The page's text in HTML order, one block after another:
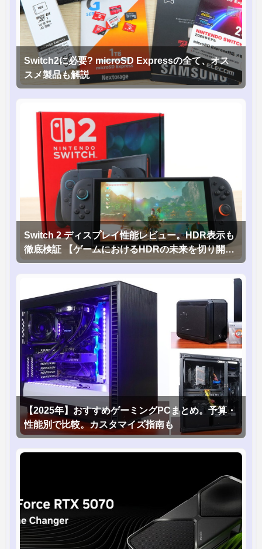
Switch2に必要? microSD Expressの全て、オス
スメ製品も解説
Switch 2 ディスプレイ性能レビュー。HDR表示も
徹底検証 【ゲームにおけるHDRの未来を切り開く
1台！】
【2025年】おすすめゲーミングPCまとめ。予算・
性能別で比較。カスタマイズ指南も